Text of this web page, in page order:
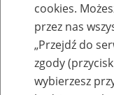
Szkoleniacookies.
przez nas
„Przejdź do
zgody
wybierzesz